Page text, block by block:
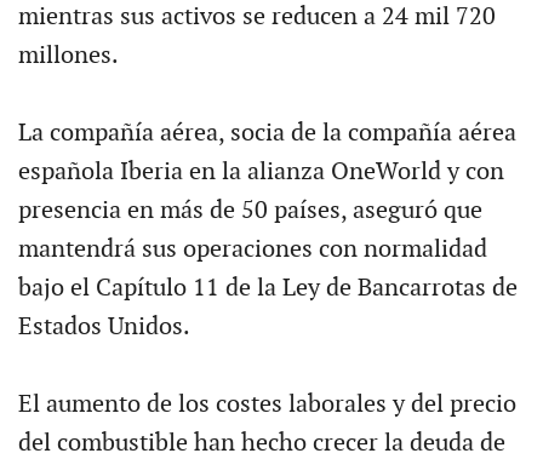
mientras sus activos se reducen a 24 mil 720
millones.
La compañía aérea, socia de la compañía aérea
española Iberia en la alianza OneWorld y con
presencia en más de 50 países, aseguró que
mantendrá sus operaciones con normalidad
bajo el Capítulo 11 de la Ley de Bancarrotas de
Estados Unidos.
El aumento de los costes laborales y del precio
del combustible han hecho crecer la deuda de